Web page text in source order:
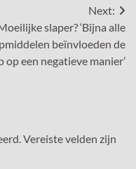
Next:
slaper? ‘Bijna alle
beïnvloeden de
op een negatieve manier’
Vereiste velden zijn